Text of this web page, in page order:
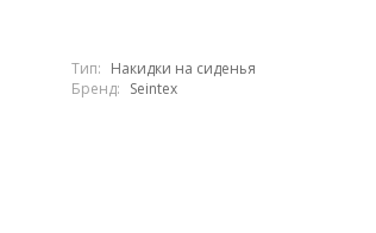
Тип: Накидки на сиденья
Бренд: Seintex